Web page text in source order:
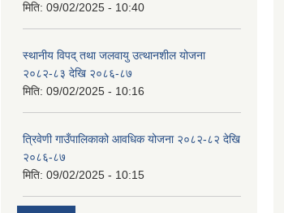
मिति: 09/02/2025 - 10:40
स्थानीय विपद् तथा जलवायु उत्थानशील योजना
२०८२-८३ देखि २०८६-८७
मिति: 09/02/2025 - 10:16
त्रिवेणी गाउँपालिकाको आवधिक योजना २०८२-८२ देखि
२०८६-८७
मिति: 09/02/2025 - 10:15